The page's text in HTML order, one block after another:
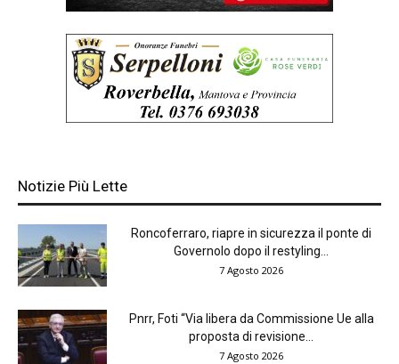
Notizie Più Lette
Roncoferraro, riapre in sicurezza il ponte di
Governolo dopo il restyling...
7 Agosto 2026
Pnrr, Foti “Via libera da Commissione Ue alla
proposta di revisione...
7 Agosto 2026